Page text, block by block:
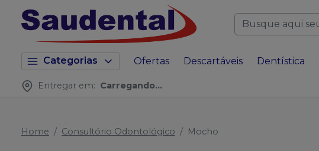
Categorias Ofertas Descartáveis Dentística
Entregar em: Carregando...
Home Consultório Odontológico Mocho